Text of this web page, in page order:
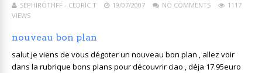
SEPHIROTHFF - CEDRIC T 19/07/2007 NO COMMENTS
1117
VIEWS
nouveau bon plan
salut je viens de vous dégoter un nouveau bon plan , allez voir
dans la rubrique bons plans pour découvrir ciao , déja 17.95euro